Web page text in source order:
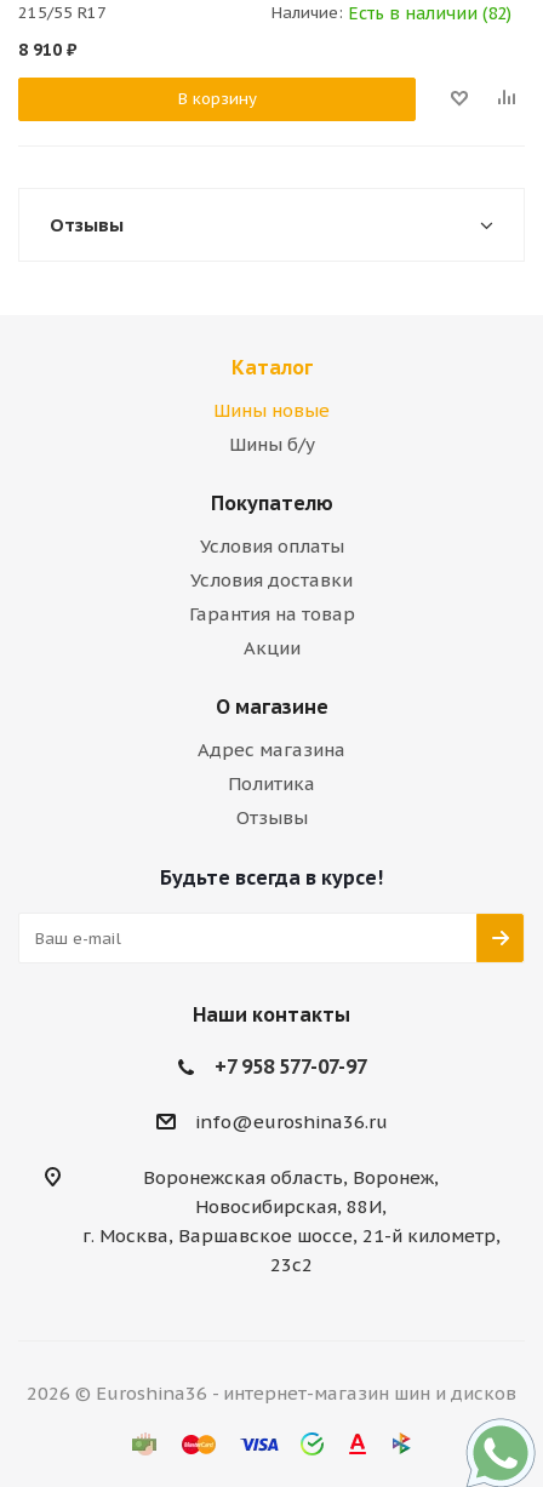
215/55 R17 Наличие: Есть в наличии (82)
8 910 ₽
В корзину
Отзывы
Каталог
Шины новые
Шины б/у
Покупателю
Условия оплаты
Условия доставки
Гарантия на товар
Акции
О магазине
Адрес магазина
Политика
Отзывы
Будьте всегда в курсе!
Наши контакты
+7 958 577-07-97
info@euroshina36.ru
Воронежская область, Воронеж,
Новосибирская, 88И,
г. Москва, Варшавское шоссе, 21-й километр,
23с2
2026 © Euroshina36 - интернет-магазин шин и дисков